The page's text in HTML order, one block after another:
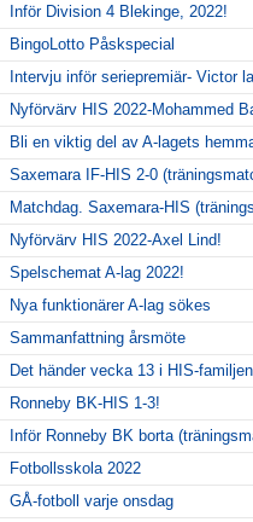
Inför Division 4 Blekinge, 2022!
BingoLotto Påskspecial
Intervju inför seriepremiär- Victor
Nyförvärv HIS 2022-Mohammed
Bli en viktig del av A-lagets
Saxemara IF-HIS 2-0
Matchdag. Saxemara-HIS
Nyförvärv HIS 2022-Axel Lind!
Spelschemat A-lag 2022!
Nya funktionärer A-lag sökes
Sammanfattning årsmöte
Det händer vecka 13 i HIS-familjen
Ronneby BK-HIS 1-3!
Inför Ronneby BK borta
Fotbollsskola 2022
GÅ-fotboll varje onsdag